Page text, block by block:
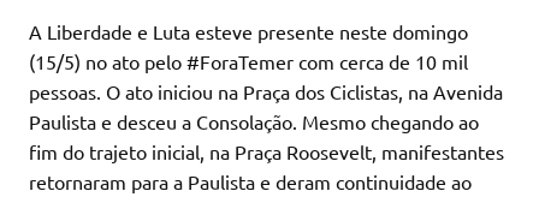
A Liberdade e Luta esteve presente neste domingo
(15/5) no ato pelo #ForaTemer com cerca de 10 mil
pessoas. O ato iniciou na Praça dos Ciclistas, na Avenida
Paulista e desceu a Consolação. Mesmo chegando ao
fim do trajeto inicial, na Praça Roosevelt, manifestantes
retornaram para a Paulista e deram continuidade ao